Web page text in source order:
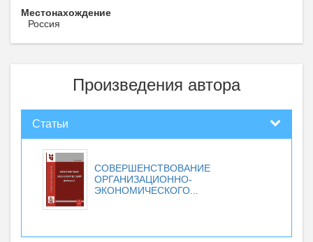
Местонахождение
Россия
Произведения автора
Статьи
СОВЕРШЕНСТВОВАНИЕ
ОРГАНИЗАЦИОННО-
ЭКОНОМИЧЕСКОГО...